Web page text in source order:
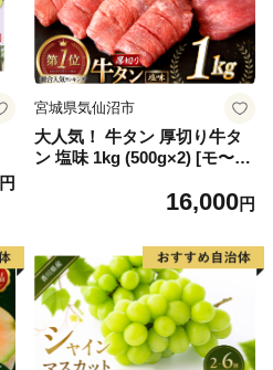
円
宮城県気仙沼市
大人気！ 牛タン 厚切り牛タ
ン 塩味 1kg (500g×2) [モ〜ラ
60] 肉 牛肉 精肉 牛たん 牛タ
厚切り タン
16,000円